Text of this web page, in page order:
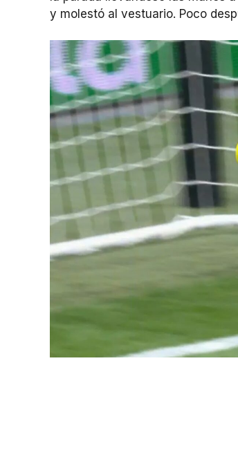
y molestó al vestuario. Poco